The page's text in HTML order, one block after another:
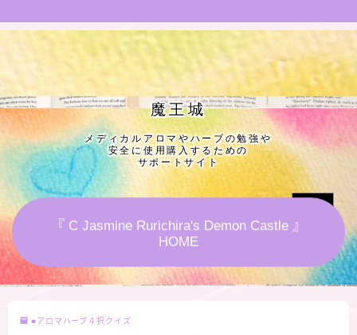
公式ウェブサイト『Botanical Study』
Cジャスミン瑠璃地楽の主な活動先リンク集
プロフィール
アロマハーブアンケート
おすすめ商品＆レビュー
★スペシャルアロマハーブ４択クイズ (kindle出
魔王城
メディカルアロマやハーブの勉強や
安全に使用購入するための
サポートサイト
『 C Jasmine Rurichira's Demon Castle 』
HOME
■アロマハーブ４択クイズ